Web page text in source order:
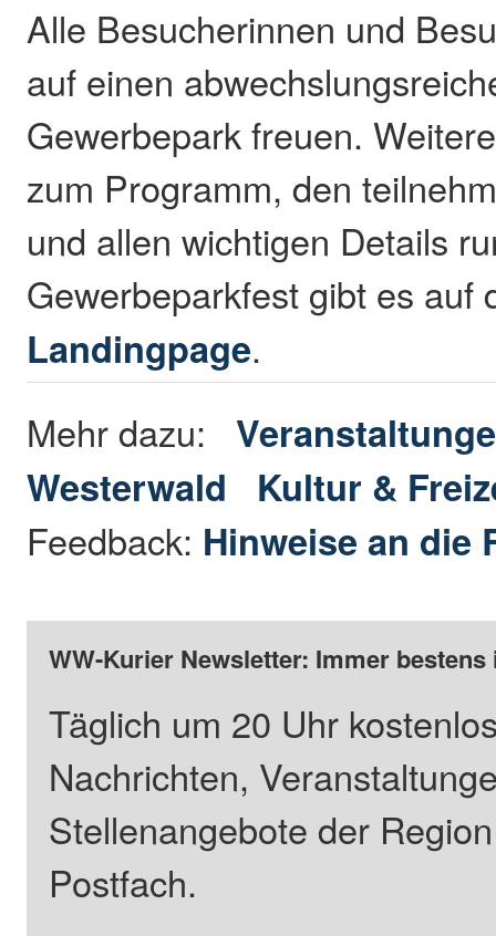
Alle Besucherinnen und
auf einen
Gewerbepark freuen.
zum Programm, den
und allen wichtigen Details
Gewerbeparkfest gibt es auf
Landingpage.
Mehr dazu:
Westerwald
Kultur &
Feedback: Hinweise an die
WW-Kurier Newsletter: Immer
Täglich um 20 Uhr
Nachrichten,
Stellenangebote der
Postfach.